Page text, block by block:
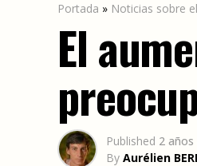
Portada » Noticias sobre
El
Published 2
By Aurélien